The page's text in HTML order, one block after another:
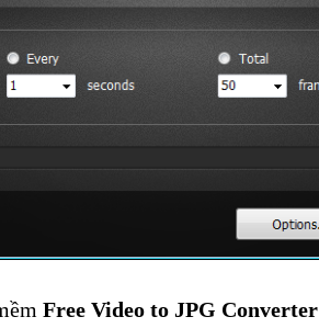
Free Video to JPG Converter